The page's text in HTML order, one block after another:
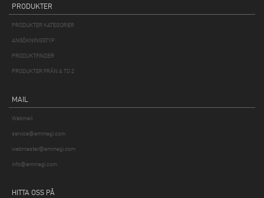
PRODUKTER
PRODUKTER KATEGORIER
ANSÖKNINGSTYP
PRODUKTFINDER
PRODUKTER FRÅN A TO Z
MAIL
Webmail
service@emmegi.com
webmaster@emmegi.com
info@emmegi.com
HITTA OSS PÅ